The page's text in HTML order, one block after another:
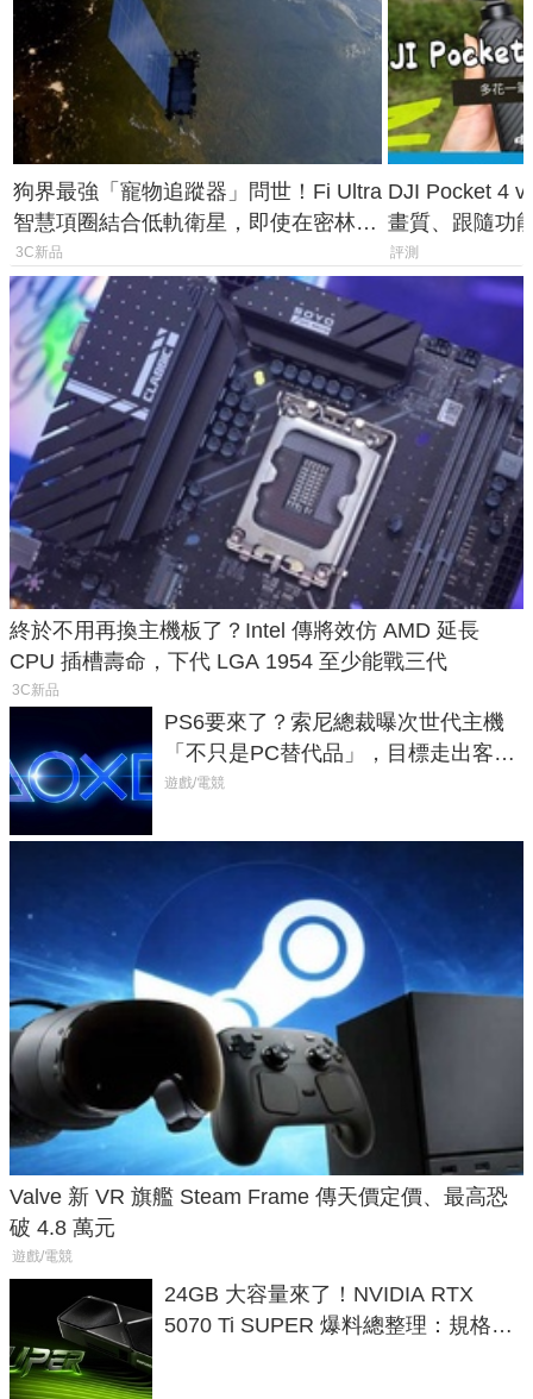
狗界最強「寵物追蹤器」問世！Fi Ultra
智慧項圈結合低軌衛星，即使在密林山
谷也能精準找回愛犬
3C新品
DJI Pocket 4
畫質、跟隨功
一次看懂兩台
評測
終於不用再換主機板了？Intel 傳將效仿 AMD 延長
CPU 插槽壽命，下代 LGA 1954 至少能戰三代
3C新品
PS6要來了？索尼總裁曝次世代主機
「不只是PC替代品」，目標走出客
廳、進軍電競桌面
遊戲/電競
Valve 新 VR 旗艦 Steam Frame 傳天價定價、最高恐
破 4.8 萬元
遊戲/電競
24GB 大容量來了！NVIDIA RTX
5070 Ti SUPER 爆料總整理：規格、